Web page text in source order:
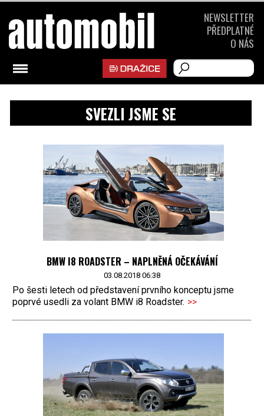
SVEZLI JSME SE
BMW I8 ROADSTER – NAPLNĚNÁ OČEKÁVÁNÍ
03.08.2018 06:38
Po šesti letech od představení prvního konceptu jsme
poprvé usedli za volant BMW i8 Roadster. >>
NEWSLETTER
PŘEDPLATNÉ
O NÁS